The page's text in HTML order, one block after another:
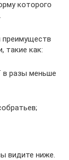
которого
преимуществ
такие как:
разы меньше
видите ниже.